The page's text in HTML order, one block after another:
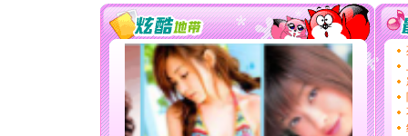
[春节]风
颜！冬
道一声平
[春节]
传
片叶子
送你一
[圣诞节]
你太多
要平安